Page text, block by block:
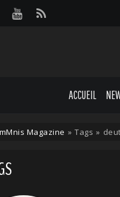
ACCUEIL
Magazine » Tags »
cookies